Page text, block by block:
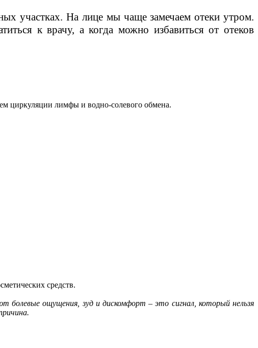
участках. На лице мы чаще замечаем отеки утром.
к врачу, а когда можно избавиться от отеков
циркуляции лимфы и водно-солевого обмена.
средств.
болевые ощущения, зуд и дискомфорт – это сигнал, который нельзя